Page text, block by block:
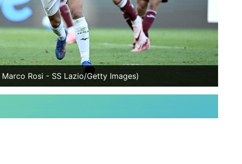
Rosi - SS Lazio/Getty Images)